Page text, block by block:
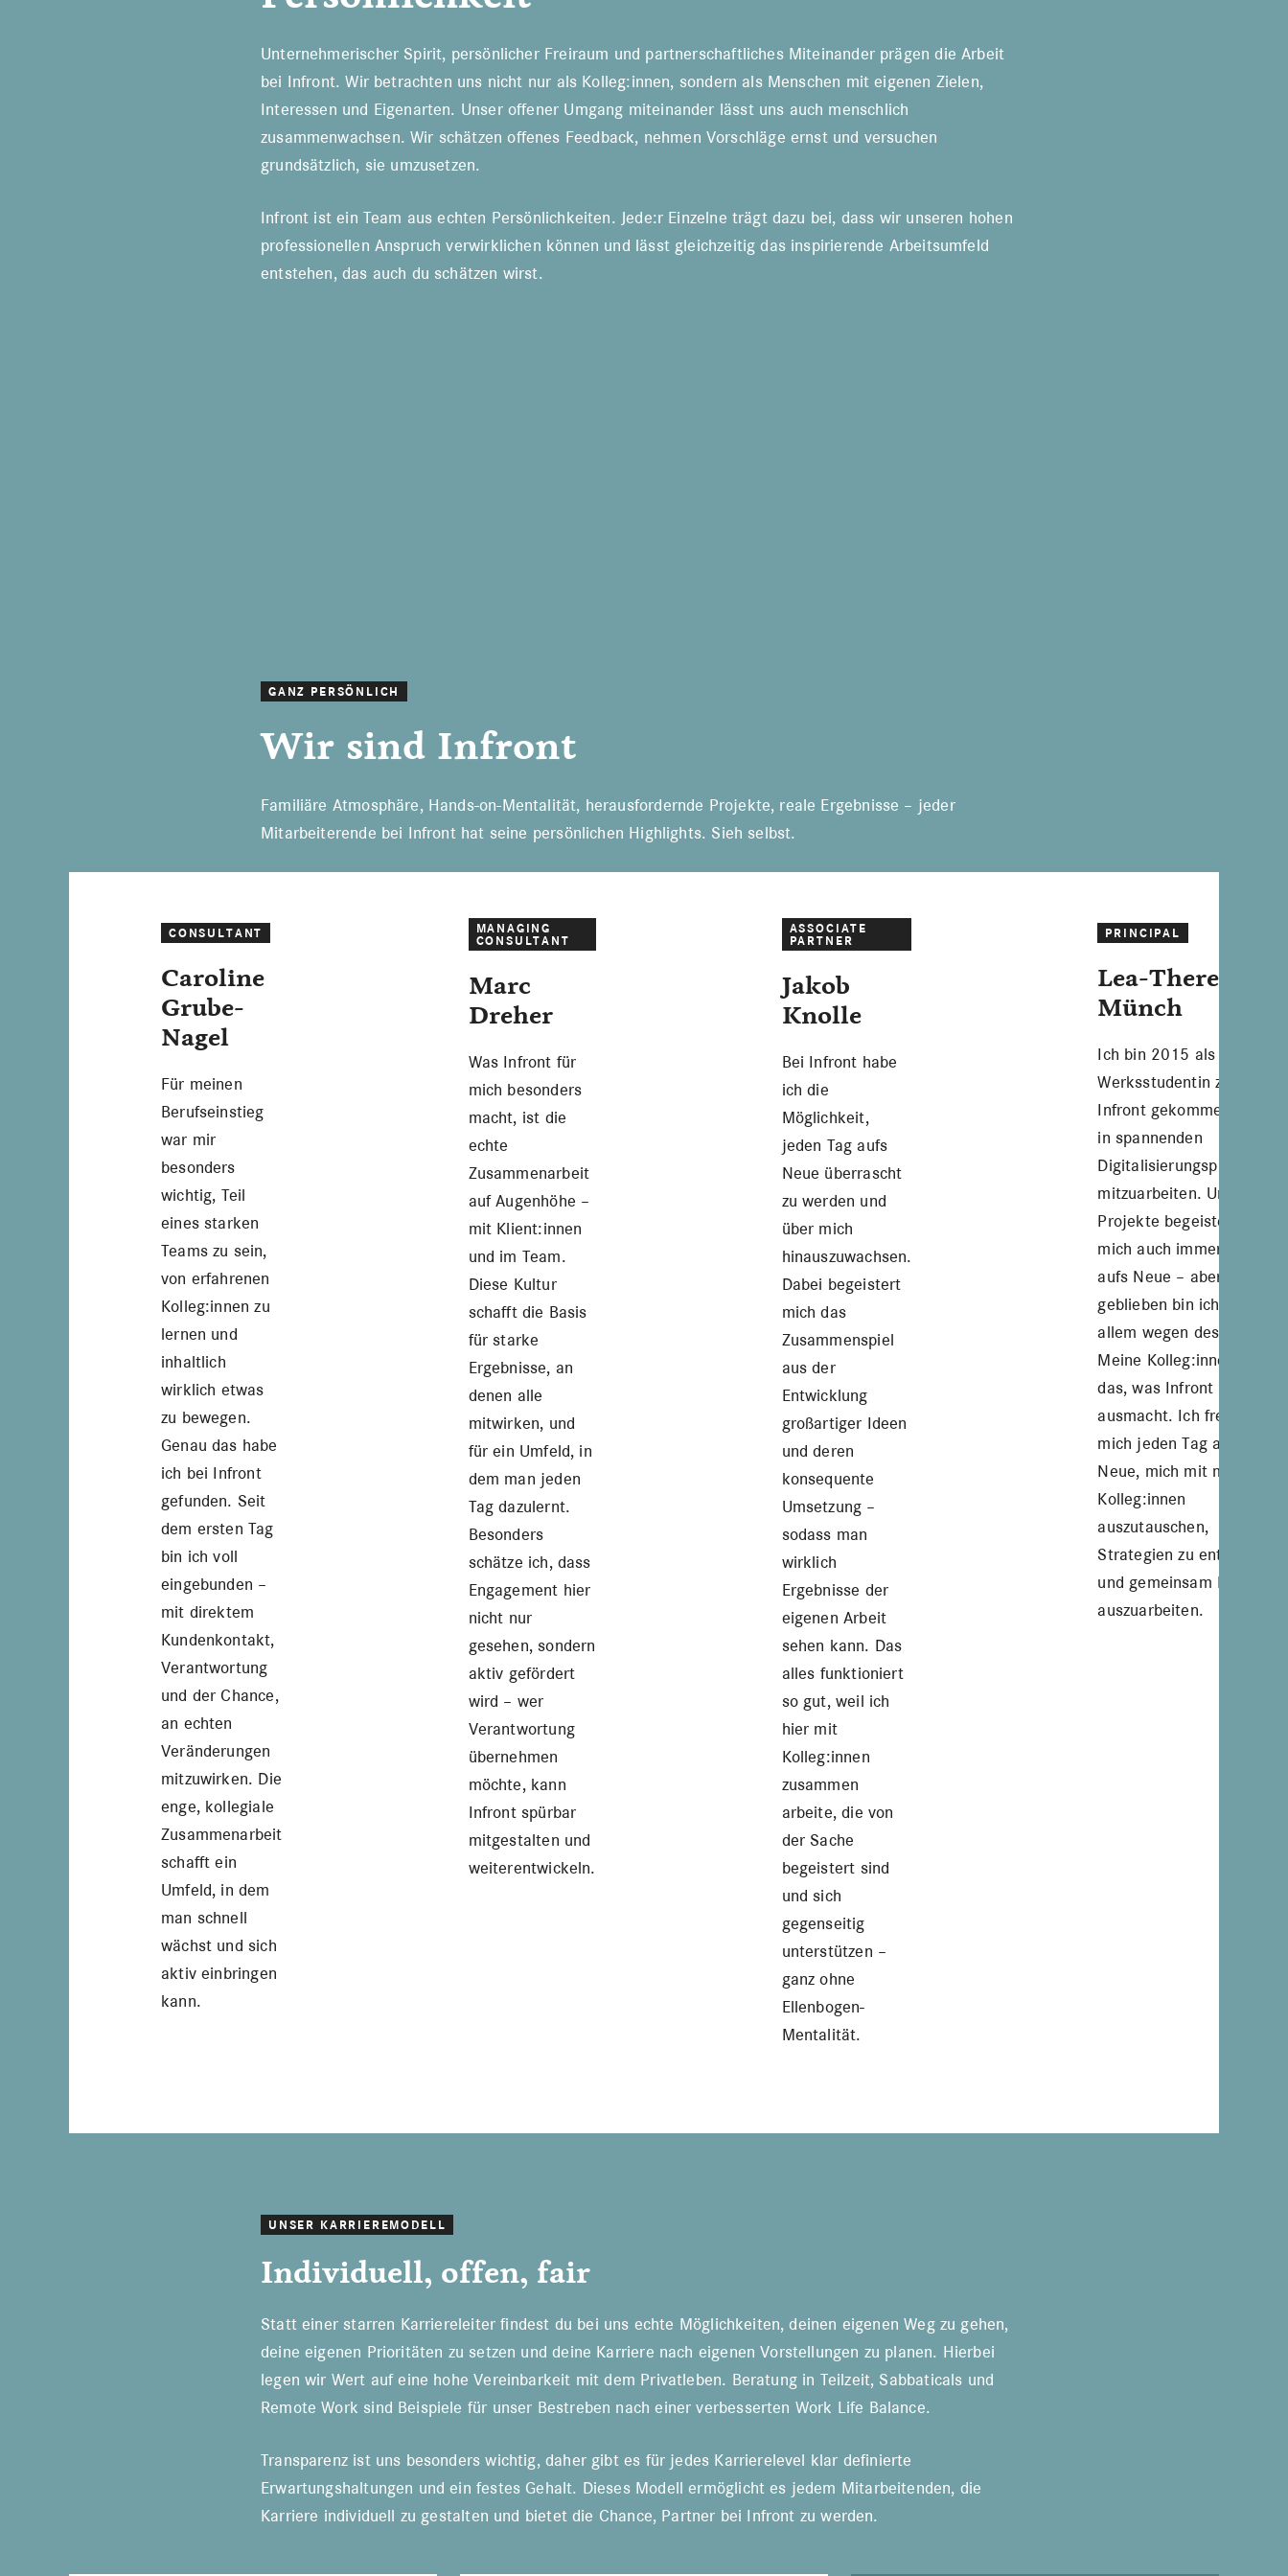
Unternehmerischer Spirit, persönlicher Freiraum und partnerschaftliches Miteinander prägen die Arbeit
bei Infront. Wir betrachten uns nicht nur als Kolleg:innen, sondern als Menschen mit eigenen Zielen,
Interessen und Eigenarten. Unser offener Umgang miteinander lässt uns auch menschlich
zusammenwachsen. Wir schätzen offenes Feedback, nehmen Vorschläge ernst und versuchen
grundsätzlich, sie umzusetzen.
Infront ist ein Team aus echten Persönlichkeiten. Jede:r Einzelne trägt dazu bei, dass wir unseren hohen
professionellen Anspruch verwirklichen können und lässt gleichzeitig das inspirierende Arbeitsumfeld
entstehen, das auch du schätzen wirst.
GANZ PERSÖNLICH
Wir sind Infront
Familiäre Atmosphäre, Hands-on-Mentalität, herausfordernde Projekte, reale Ergebnisse – jeder
Mitarbeiterende bei Infront hat seine persönlichen Highlights. Sieh selbst.
CONSULTANT
Caroline
Grube-
Nagel
Für meinen
Berufseinstieg
war mir
besonders
wichtig, Teil
eines starken
Teams zu sein,
von erfahrenen
Kolleg:innen zu
lernen und
inhaltlich
wirklich etwas
zu bewegen.
Genau das habe
ich bei Infront
gefunden. Seit
dem ersten Tag
bin ich voll
eingebunden –
mit direktem
Kundenkontakt,
Verantwortung
und der Chance,
an echten
Veränderungen
mitzuwirken. Die
enge, kollegiale
Zusammenarbeit
schafft ein
Umfeld, in dem
man schnell
wächst und sich
aktiv einbringen
kann.
MANAGING
CONSULTANT
Marc
Dreher
Was Infront für
mich besonders
macht, ist die
echte
Zusammenarbeit
auf Augenhöhe –
mit Klient:innen
und im Team.
Diese Kultur
schafft die Basis
für starke
Ergebnisse, an
denen alle
mitwirken, und
für ein Umfeld, in
dem man jeden
Tag dazulernt.
Besonders
schätze ich, dass
Engagement hier
nicht nur
gesehen, sondern
aktiv gefördert
wird – wer
Verantwortung
übernehmen
möchte, kann
Infront spürbar
mitgestalten und
weiterentwickeln.
ASSOCIATE
PARTNER
Jakob
Knolle
Bei Infront habe
ich die
Möglichkeit,
jeden Tag aufs
Neue überrascht
zu werden und
über mich
hinauszuwachsen.
Dabei begeistert
mich das
Zusammenspiel
aus der
Entwicklung
großartiger Ideen
und deren
konsequente
Umsetzung –
sodass man
wirklich
Ergebnisse der
eigenen Arbeit
sehen kann. Das
alles funktioniert
so gut, weil ich
hier mit
Kolleg:innen
zusammen
arbeite, die von
der Sache
begeistert sind
und sich
gegenseitig
unterstützen –
ganz ohne
Ellenbogen-
Mentalität.
PRINCIPAL
Lea-Theresa
Münch
Ich bin 2015 als
Werksstudentin zu
Infront gekommen, um
in spannenden
Digitalisierungsprojekten
mitzuarbeiten. Unsere
Projekte begeistern
mich auch immer wieder
aufs Neue – aber
geblieben bin ich vor
allem wegen des Teams.
Meine Kolleg:innen sind
das, was Infront für mich
ausmacht. Ich freue
mich jeden Tag aufs
Neue, mich mit meinen
Kolleg:innen
auszutauschen,
Strategien zu entwickeln
und gemeinsam Ideen
auszuarbeiten.
UNSER KARRIEREMODELL
Individuell, offen, fair
Statt einer starren Karriereleiter findest du bei uns echte Möglichkeiten, deinen eigenen Weg zu gehen,
deine eigenen Prioritäten zu setzen und deine Karriere nach eigenen Vorstellungen zu planen. Hierbei
legen wir Wert auf eine hohe Vereinbarkeit mit dem Privatleben. Beratung in Teilzeit, Sabbaticals und
Remote Work sind Beispiele für unser Bestreben nach einer verbesserten Work Life Balance.
Transparenz ist uns besonders wichtig, daher gibt es für jedes Karrierelevel klar definierte
Erwartungshaltungen und ein festes Gehalt. Dieses Modell ermöglicht es jedem Mitarbeitenden, die
Karriere individuell zu gestalten und bietet die Chance, Partner bei Infront zu werden.